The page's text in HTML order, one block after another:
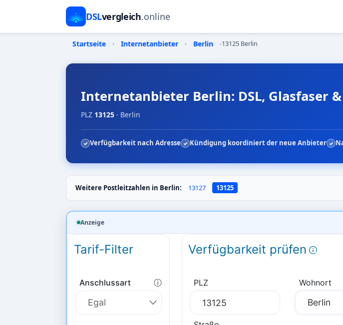
DSLvergleich.online
Startseite › Internetanbieter › Berlin ›13125 Berlin
Internetanbieter Berlin: DSL, Glasfaser
PLZ 13125 · Berlin
Verfügbarkeit nach Adresse Kündigung koordiniert der neue Anbieter
Weitere Postleitzahlen in Berlin: 13127 13125
Anzeige